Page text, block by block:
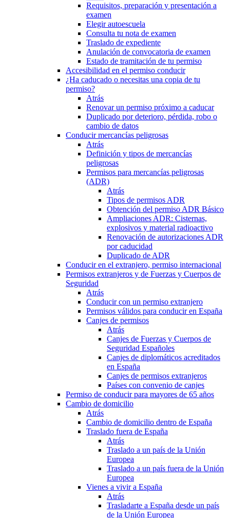
Requisitos, preparación y presentación a
examen
Elegir autoescuela
Consulta tu nota de examen
Traslado de expediente
Anulación de convocatoria de examen
Estado de tramitación de tu permiso
Accesibilidad en el permiso conducir
¿Ha caducado o necesitas una copia de tu
permiso?
Atrás
Renovar un permiso próximo a caducar
Duplicado por deterioro, pérdida, robo o
cambio de datos
Conducir mercancías peligrosas
Atrás
Definición y tipos de mercancías
peligrosas
Permisos para mercancías peligrosas
(ADR)
Atrás
Tipos de permisos ADR
Obtención del permiso ADR Básico
Ampliaciones ADR: Cisternas,
explosivos y material radioactivo
Renovación de autorizaciones ADR
por caducidad
Duplicado de ADR
Conducir en el extranjero, permiso internacional
Permisos extranjeros y de Fuerzas y Cuerpos de
Seguridad
Atrás
Conducir con un permiso extranjero
Permisos válidos para conducir en España
Canjes de permisos
Atrás
Canjes de Fuerzas y Cuerpos de
Seguridad Españoles
Canjes de diplomáticos acreditados
en España
Canjes de permisos extranjeros
Países con convenio de canjes
Permiso de conducir para mayores de 65 años
Cambio de domicilio
Atrás
Cambio de domicilio dentro de España
Traslado fuera de España
Atrás
Traslado a un país de la Unión
Europea
Traslado a un país fuera de la Unión
Europea
Vienes a vivir a España
Atrás
Trasladarte a España desde un país
de la Unión Europea